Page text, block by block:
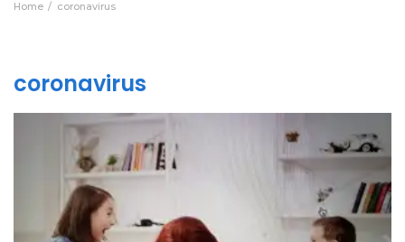
Home coronavirus
coronavirus